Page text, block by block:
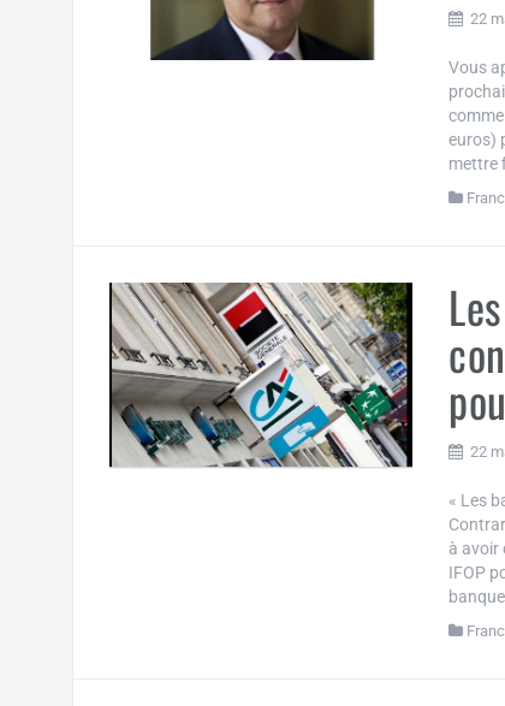
22
Vous
euros)
mettre
22
« Les
à avoir
IFOP